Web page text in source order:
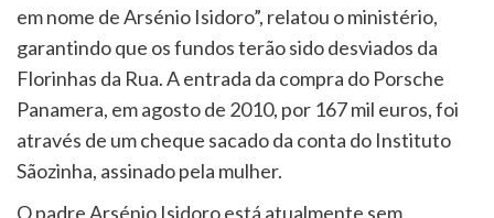
em nome de Arsénio Isidoro”, relatou o ministério,
garantindo que os fundos terão sido desviados da
Florinhas da Rua. A entrada da compra do Porsche
Panamera, em agosto de 2010, por 167 mil euros, foi
através de um cheque sacado da conta do Instituto
Sãozinha, assinado pela mulher.
O padre Arsénio Isidoro está atualmente sem